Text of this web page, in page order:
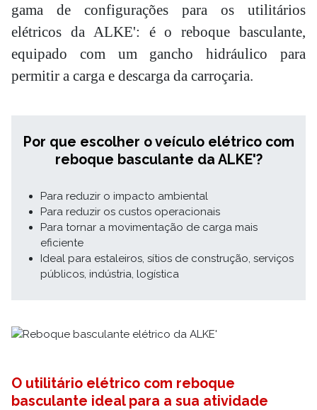
gama de configurações para os utilitários
elétricos da ALKE': é o reboque basculante,
equipado com um gancho hidráulico para
permitir a carga e descarga da carroçaria.
Por que escolher o veículo elétrico com
reboque basculante da ALKE'?
Para reduzir o impacto ambiental
Para reduzir os custos operacionais
Para tornar a movimentação de carga mais
eficiente
Ideal para estaleiros, sítios de construção, serviços
públicos, indústria, logística
O utilitário elétrico com reboque
basculante ideal para a sua atividade